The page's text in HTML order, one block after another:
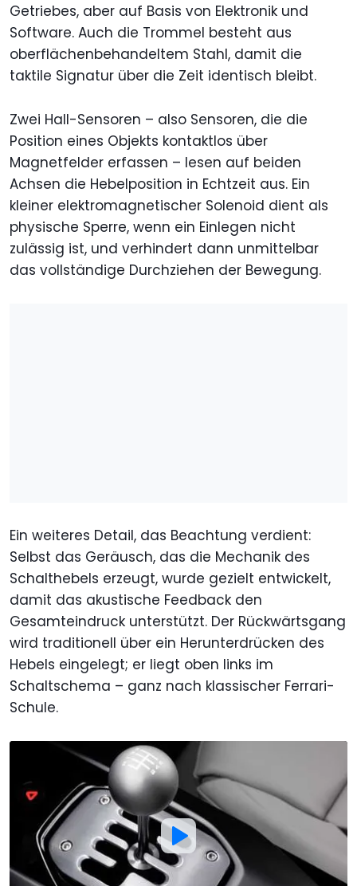
Getriebes, aber auf Basis von Elektronik und
Software. Auch die Trommel besteht aus
oberflächenbehandeltem Stahl, damit die
taktile Signatur über die Zeit identisch bleibt.
Zwei Hall-Sensoren – also Sensoren, die die
Position eines Objekts kontaktlos über
Magnetfelder erfassen – lesen auf beiden
Achsen die Hebelposition in Echtzeit aus. Ein
kleiner elektromagnetischer Solenoid dient als
physische Sperre, wenn ein Einlegen nicht
zulässig ist, und verhindert dann unmittelbar
das vollständige Durchziehen der Bewegung.
Ein weiteres Detail, das Beachtung verdient:
Selbst das Geräusch, das die Mechanik des
Schalthebels erzeugt, wurde gezielt entwickelt,
damit das akustische Feedback den
Gesamteindruck unterstützt. Der Rückwärtsgang
wird traditionell über ein Herunterdrücken des
Hebels eingelegt; er liegt oben links im
Schaltschema – ganz nach klassischer Ferrari-
Schule.